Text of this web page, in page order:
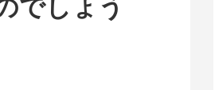
でしょう